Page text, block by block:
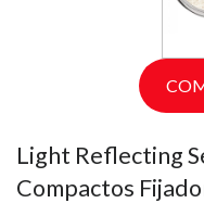
Light Reflecting
Compactos